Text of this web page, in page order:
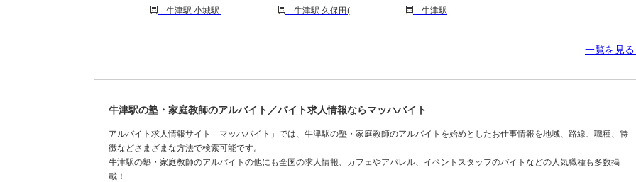
牛津駅 小城駅 伊賀屋駅
牛津駅 久保田(佐賀)駅
牛津駅
一覧を見
牛津駅の塾・家庭教師のアルバイト／バイト求人情報ならマッハバイト
アルバイト求人情報サイト「マッハバイト」では、牛津駅の塾・家庭教師のアルバイトを始めとしたお仕事情報を地域、路線、職種、特
徴などさまざまな方法で検索可能です。
牛津駅の塾・家庭教師のアルバイトの他にも全国の求人情報、カフェやアパレル、イベントスタッフのバイトなどの人気職種も多数掲
載！